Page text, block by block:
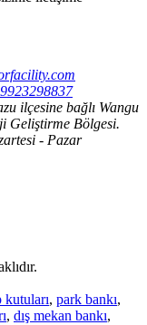
ilçesine bağlı Wangu
Geliştirme Bölgesi.
- Pazar
kutuları, park bankı,
, dış mekan bankı,